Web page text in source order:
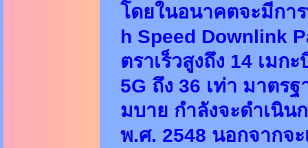
โดยในอนาคตจะมีกา
h Speed Downlink
ตราเร็วสูงถึง 14 เมก
5G ถึง 36 เท่า มาตร
มบาย กำลังจะดำเนิน
พ.ศ. 2548 นอกจากจ